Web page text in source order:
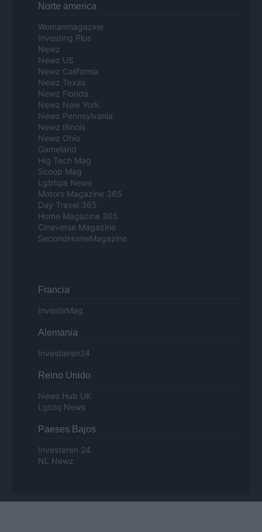
Norte america
Womanmagazine
Investing Plus
Newz
Newz US
Newz California
Newz Texas
Newz Florida
Newz New York
Newz Pennsylvania
Newz Illinois
Newz Ohio
Gameland
Hig Tech Mag
Scoop Mag
Lgbtqia News
Motors Magazine 365
Day Travel 365
Home Magazine 365
Cineverse Magazine
SecondHomeMagazine
Francia
InvestirMag
Alemania
Investieren24
Reino Unido
News Hub UK
Lgbtq News
Paeses Bajos
Investeren 24
NL Newz